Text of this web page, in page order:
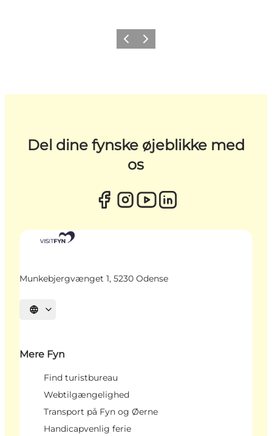
ForrigeNæste
Del dine fynske øjeblikke med
os
Munkebjergvænget 1, 5230 Odense
Vælg sprog
Mere Fyn
Find turistbureau
Webtilgængelighed
Transport på Fyn og Øerne
Handicapvenlig ferie